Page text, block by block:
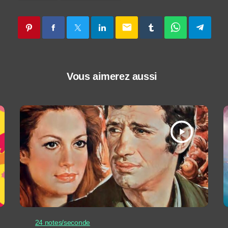
email
Vous aimerez aussi
play_arrow
24 notes/seconde